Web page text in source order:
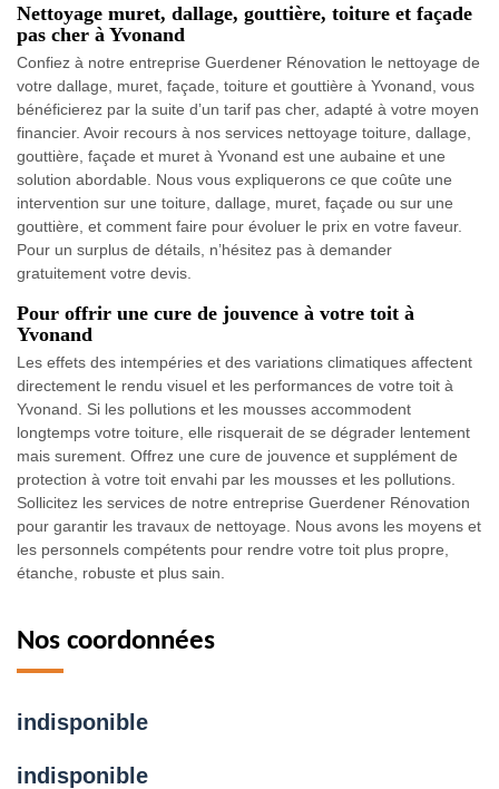
Nettoyage muret, dallage, gouttière, toiture et façade
pas cher à Yvonand
Confiez à notre entreprise Guerdener Rénovation le nettoyage de
votre dallage, muret, façade, toiture et gouttière à Yvonand, vous
bénéficierez par la suite d’un tarif pas cher, adapté à votre moyen
financier. Avoir recours à nos services nettoyage toiture, dallage,
gouttière, façade et muret à Yvonand est une aubaine et une
solution abordable. Nous vous expliquerons ce que coûte une
intervention sur une toiture, dallage, muret, façade ou sur une
gouttière, et comment faire pour évoluer le prix en votre faveur.
Pour un surplus de détails, n’hésitez pas à demander
gratuitement votre devis.
Pour offrir une cure de jouvence à votre toit à
Yvonand
Les effets des intempéries et des variations climatiques affectent
directement le rendu visuel et les performances de votre toit à
Yvonand. Si les pollutions et les mousses accommodent
longtemps votre toiture, elle risquerait de se dégrader lentement
mais surement. Offrez une cure de jouvence et supplément de
protection à votre toit envahi par les mousses et les pollutions.
Sollicitez les services de notre entreprise Guerdener Rénovation
pour garantir les travaux de nettoyage. Nous avons les moyens et
les personnels compétents pour rendre votre toit plus propre,
étanche, robuste et plus sain.
Nos coordonnées
indisponible
indisponible